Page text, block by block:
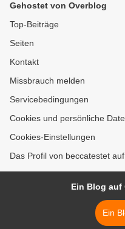
Gehostet von Overblog
Top-Beiträge
Seiten
Kontakt
Missbrauch melden
Servicebedingungen
Cookies und persönliche
Cookies-Einstellungen
Das Profil von beccatestet
Ein Blog auf
Ein